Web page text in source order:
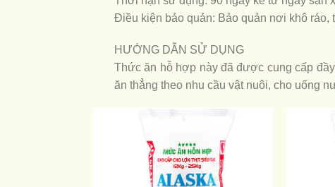
Điều kiện bảo quản: Bảo quản nơi khô ráo,
HƯỚNG DẪN SỬ DỤNG
Thức ăn hỗ hợp này đã được cung cấp
ăn thẳng theo nhu cầu vật nuôi, cho uống